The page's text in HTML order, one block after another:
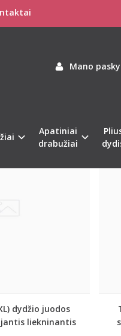
Mano
Apatiniai
drabužiai
-18
dydžio juodos
liekninantis